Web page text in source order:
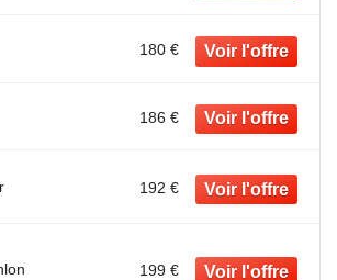
180 €
186 €
192 €
199 €